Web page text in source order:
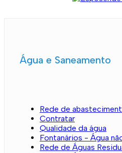
Água e Saneamento
Rede de
Contratar
Qualidade da água
Fontanários - Água
Rede de Águas